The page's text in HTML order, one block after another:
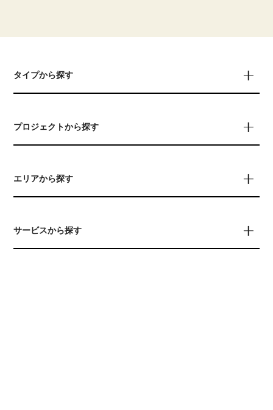
タイプから探す
プロジェクトから探す
エリアから探す
サービスから探す